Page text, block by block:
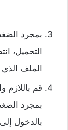
بمجرد
التحميل،
الملف
قم باللازم
بمجرد
بالدخول إلى